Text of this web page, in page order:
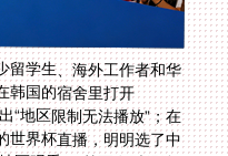
留学生、海外工作者和华
在韩国的宿舍里打开
“地区限制无法播放”；在
世界杯直播，明明选了中
区观看”；甚至有时候连